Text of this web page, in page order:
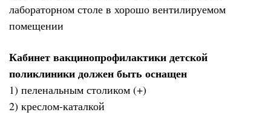
лабораторном столе в хорошо вентилируемом
помещении
Кабинет вакцинопрофилактики детской
поликлиники должен быть оснащен
1) пеленальным столиком (+)
2) креслом-каталкой